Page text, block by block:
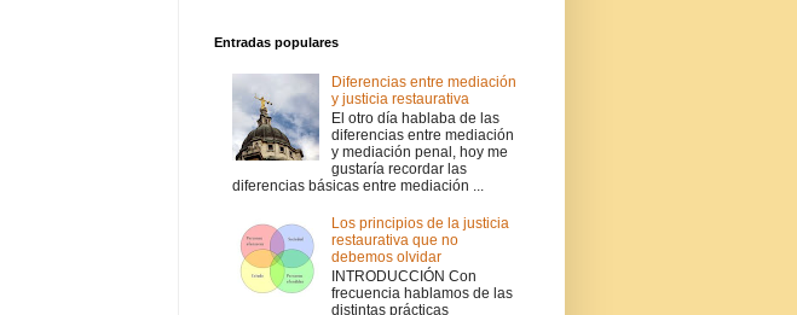
Entradas populares
Diferencias entre mediación
y justicia restaurativa
El otro día hablaba de las
diferencias entre mediación
y mediación penal, hoy me
gustaría recordar las
diferencias básicas entre mediación ...
Los principios de la justicia
restaurativa que no
debemos olvidar
INTRODUCCIÓN Con
frecuencia hablamos de las
distintas prácticas